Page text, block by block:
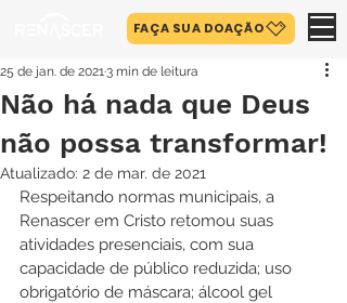
FAÇA SUA DOAÇÃO
Não há nada que Deus
não possa transformar!
25 de jan. de 20213 min de leitura
Atualizado: 2 de mar. de 2021
Respeitando normas municipais, a
Renascer em Cristo retomou suas
atividades presenciais, com sua
capacidade de público reduzida; uso
obrigatório de máscara; álcool gel